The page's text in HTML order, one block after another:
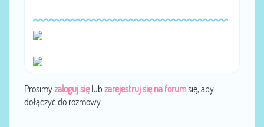
Prosimyzaloguj sięlub zarejestruj się na forumsię, aby
dołączyć do rozmowy.